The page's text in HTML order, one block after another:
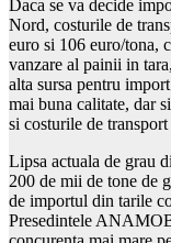
Daca se va decide
Nord, costurile de
euro si 106 euro/tona,
vanzare al painii in
alta sursa pentru
mai buna calitate, dar
si costurile de
Lipsa actuala de grau
200 de mii de tone de
de importul din tarile
Presedintele